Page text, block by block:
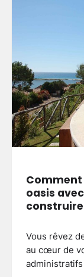
oasis
construire
Vous rêvez
au cœur de
administratifs